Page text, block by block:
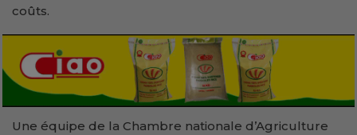
coûts.
Une équipe de la Chambre nationale d’Agriculture